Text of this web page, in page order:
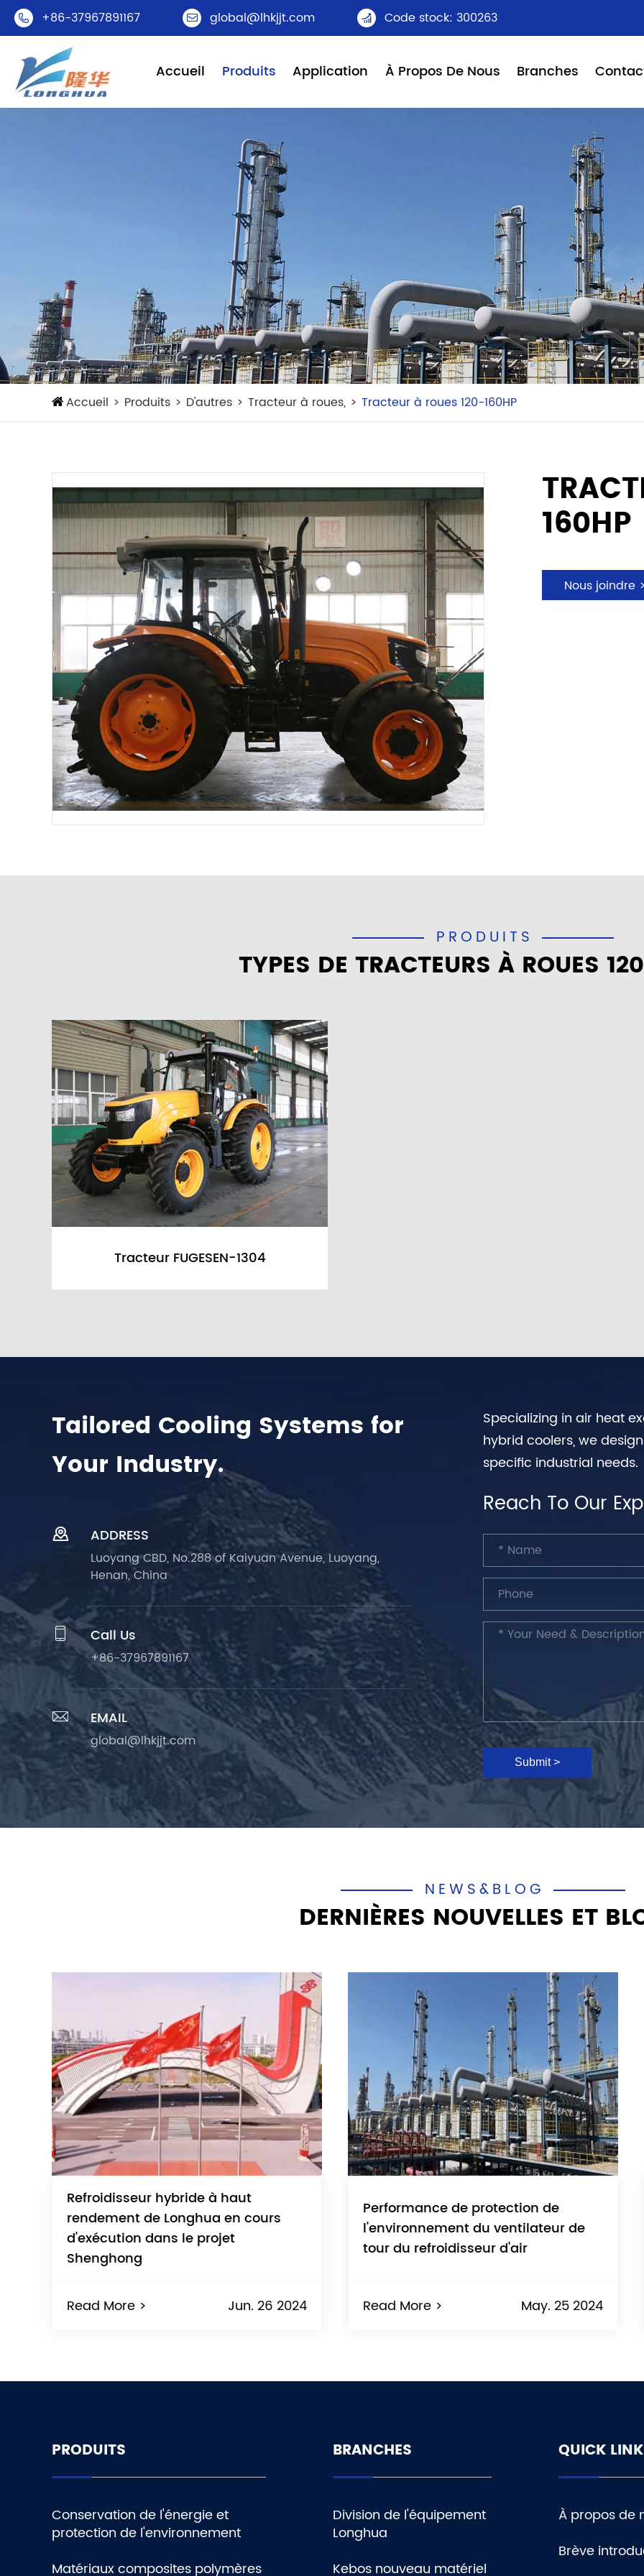
 +86-37967891167  global@lhkjjt.com  Code stock: 300263
Accueil Produits Application À Propos De Nous Branches
Accueil Produits D'autres Tracteur à roues, Tracteur à roues 120-160HP
160HP
Nous joindre
PRODUITS
TYPES DE TRACTEURS À ROUES
Tracteur FUGESEN-1304
Tailored Cooling Systems for
Your Industry.
 ADDRESS
Luoyang CBD, No.288 of Kaiyuan Avenue, Luoyang,
Henan, China
 Call Us
+86-37967891167
 EMAIL
global@lhkjjt.com
Specializing in air heat
hybrid coolers, we
specific industrial needs.
Reach To Our
Submit >
NEWS&BLOG
DERNIÈRES NOUVELLES ET
Refroidisseur hybride à haut
rendement de Longhua en cours
d'exécution dans le projet
Shenghong
Read More > Jun. 26 2024
Performance de protection de
l'environnement du ventilateur de
tour du refroidisseur d'air
Read More > May. 25 2024
PRODUITS
Conservation de l'énergie et
protection de l'environnement
Matériaux composites polymères
BRANCHES
Division de l'équipement
Longhua
Kebos nouveau matériel
QUICK
À propos de
Brève